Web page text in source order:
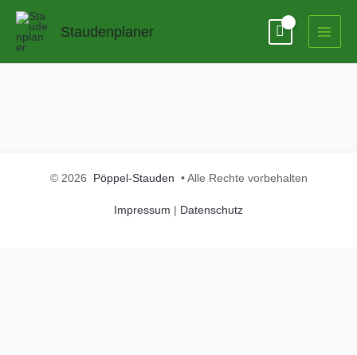
Zum
springen
Staudenplaner
© 2026 Pöppel-Stauden • Alle Rechte vorbehalten
Impressum Datenschutz